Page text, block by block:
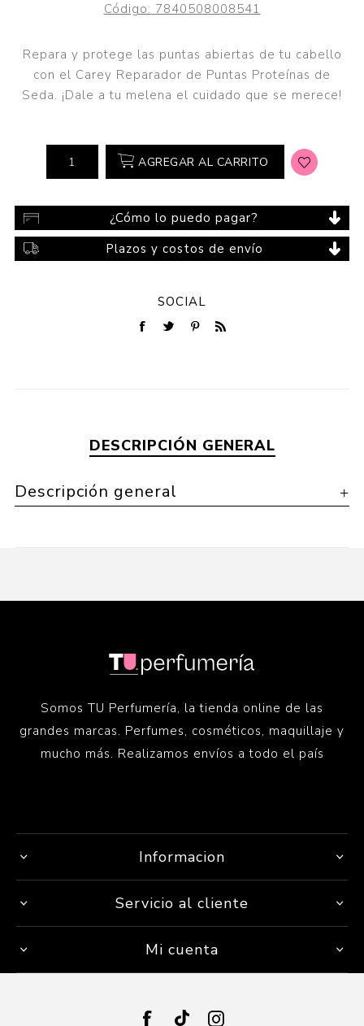
Código: 7840508008541
Repara y protege las puntas abiertas de tu cabello
con el Carey Reparador de Puntas Proteínas de
Seda. ¡Dale a tu melena el cuidado que se merece!
AGREGAR AL CARRITO
¿Cómo lo puedo pagar?
Plazos y costos de envío
SOCIAL
DESCRIPCIÓN GENERAL
Descripción general
Somos TU Perfumería, la tienda online de las
grandes marcas. Perfumes, cosméticos, maquillaje y
mucho más. Realizamos envíos a todo el país
Informacion
Servicio al cliente
Mi cuenta